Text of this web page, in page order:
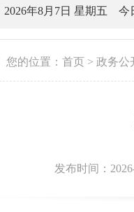
2026年8月7日 星期五 今
您的位置： 首页 > 政务公
发布时间：